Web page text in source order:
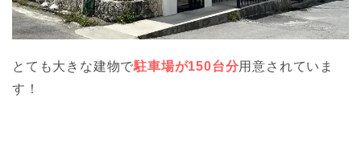
とても大きな建物で駐車場が150台分用意されていま
す！